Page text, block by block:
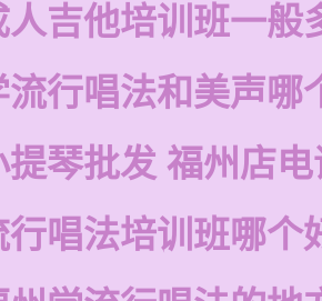
人吉他培训班一般
流行唱法和美声哪
提琴批发 福州店
行唱法培训班哪个